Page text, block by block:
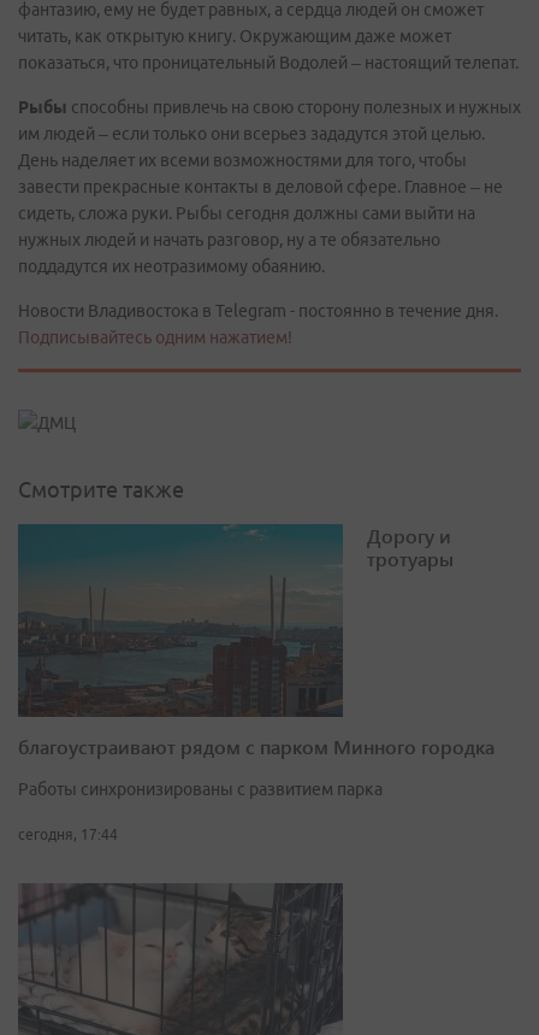
фантазию, ему не будет равных, а сердца людей он сможет
читать, как открытую книгу. Окружающим даже может
показаться, что проницательный Водолей – настоящий телепат.
Рыбы способны привлечь на свою сторону полезных и нужных
им людей – если только они всерьез зададутся этой целью.
День наделяет их всеми возможностями для того, чтобы
завести прекрасные контакты в деловой сфере. Главное – не
сидеть, сложа руки. Рыбы сегодня должны сами выйти на
нужных людей и начать разговор, ну а те обязательно
поддадутся их неотразимому обаянию.
Новости Владивостока в Telegram - постоянно в течение дня.
Подписывайтесь одним нажатием!
Смотрите также
Дорогу и
тротуары
благоустраивают рядом с парком Минного городка
Работы синхронизированы с развитием парка
сегодня, 17:44